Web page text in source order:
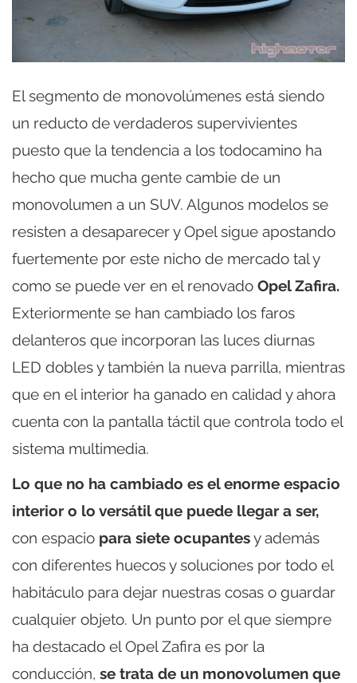
El segmento de monovolúmenes está siendo
un reducto de verdaderos supervivientes
puesto que la tendencia a los todocamino ha
hecho que mucha gente cambie de un
monovolumen a un SUV. Algunos modelos se
resisten a desaparecer y Opel sigue apostando
fuertemente por este nicho de mercado tal y
como se puede ver en el renovado Opel Zafira.
Exteriormente se han cambiado los faros
delanteros que incorporan las luces diurnas
LED dobles y también la nueva parrilla, mientras
que en el interior ha ganado en calidad y ahora
cuenta con la pantalla táctil que controla todo el
sistema multimedia.
Lo que no ha cambiado es el enorme espacio
interior o lo versátil que puede llegar a ser,
con espacio para siete ocupantesy además
con diferentes huecos y soluciones por todo el
habitáculo para dejar nuestras cosas o guardar
cualquier objeto. Un punto por el que siempre
ha destacado el Opel Zafira es por la
conducción, se trata de un monovolumen que